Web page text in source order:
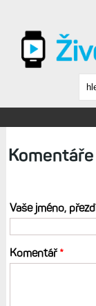
Komentáře
Vaše jméno,
Komentář*